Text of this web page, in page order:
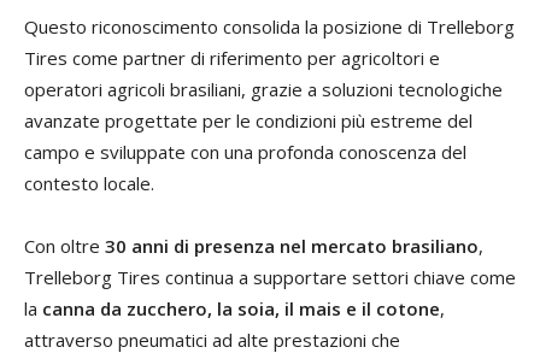
Questo riconoscimento consolida la posizione di Trelleborg
Tires come partner di riferimento per agricoltori e
operatori agricoli brasiliani, grazie a soluzioni tecnologiche
avanzate progettate per le condizioni più estreme del
campo e sviluppate con una profonda conoscenza del
contesto locale.
Con oltre 30 anni di presenza nel mercato brasiliano,
Trelleborg Tires continua a supportare settori chiave come
la canna da zucchero, la soia, il mais e il cotone,
attraverso pneumatici ad alte prestazioni che